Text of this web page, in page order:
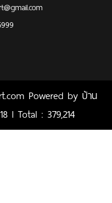
Powered by บ้าน
l Total : 379,214